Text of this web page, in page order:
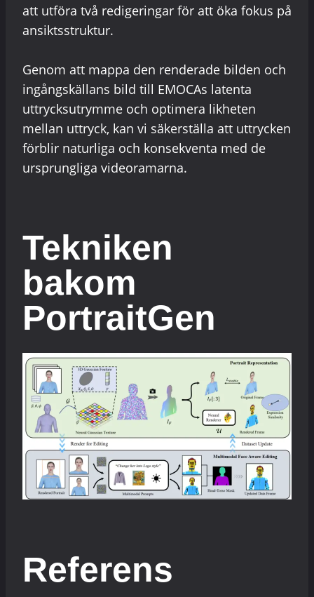
att utföra två redigeringar för att öka fokus på
ansiktsstruktur.
Genom att mappa den renderade bilden och
ingångskällans bild till EMOCAs latenta
uttrycksutrymme och optimera likheten
mellan uttryck, kan vi säkerställa att uttrycken
förblir naturliga och konsekventa med de
ursprungliga videoramarna.
Tekniken
bakom
PortraitGen
Referens